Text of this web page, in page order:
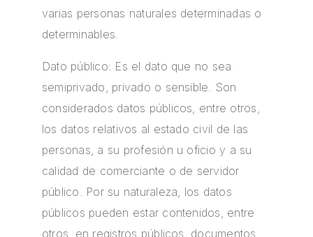
varias personas naturales determinadas o
determinables.
Dato público: Es el dato que no sea
semiprivado, privado o sensible. Son
considerados datos públicos, entre otros,
los datos relativos al estado civil de las
personas, a su profesión u oficio y a su
calidad de comerciante o de servidor
público. Por su naturaleza, los datos
públicos pueden estar contenidos, entre
otros, en registros públicos, documentos